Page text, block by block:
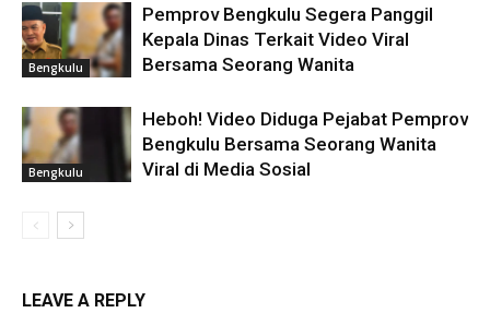
Bengkulu
Pemprov Bengkulu Segera Panggil
Kepala Dinas Terkait Video Viral
Bersama Seorang Wanita
Bengkulu
Heboh! Video Diduga Pejabat Pemprov
Bengkulu Bersama Seorang Wanita
Viral di Media Sosial
LEAVE A REPLY